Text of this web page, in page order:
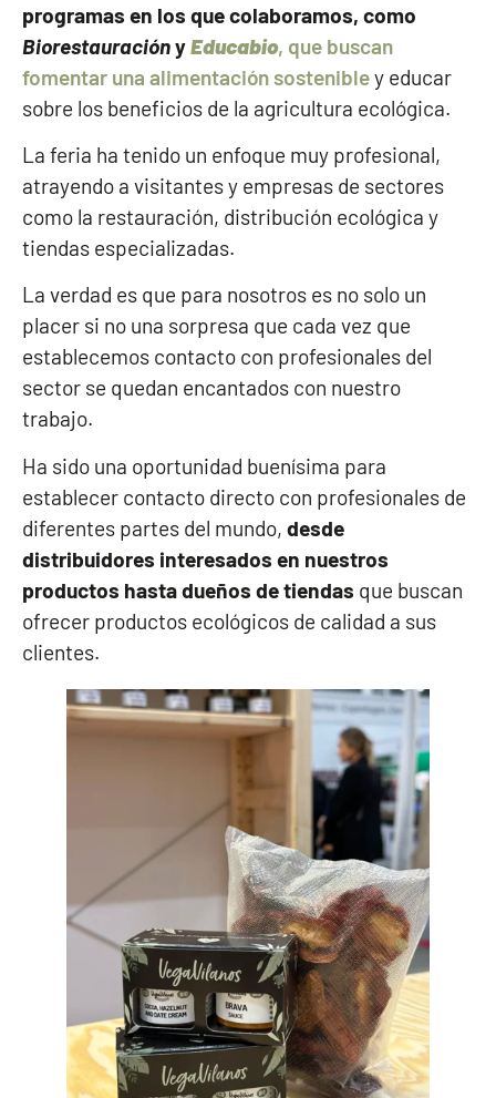
programas en los que colaboramos, como
BiorestauraciónyEducabio, que buscan
fomentar una alimentación sostenibley educar
sobre los beneficios de la agricultura ecológica.
La feria ha tenido un enfoque muy profesional,
atrayendo a visitantes y empresas de sectores
como la restauración, distribución ecológica y
tiendas especializadas.
La verdad es que para nosotros es no solo un
placer si no una sorpresa que cada vez que
establecemos contacto con profesionales del
sector se quedan encantados con nuestro
trabajo.
Ha sido una oportunidad buenísima para
establecer contacto directo con profesionales de
diferentes partes del mundo, desde
distribuidores interesados en nuestros
productos hasta dueños de tiendas que buscan
ofrecer productos ecológicos de calidad a sus
clientes.